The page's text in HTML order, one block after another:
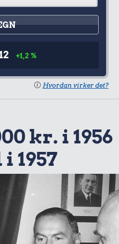
+1,2 %
Hvordan virker det?
kr. i 1956
1957